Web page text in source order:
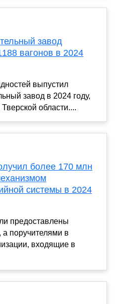
завод
вагонов в 2024
выпустил
завод в 2024 году,
области....
более 170 млн
системы в 2024
предоставлены
поручителями в
входящие в